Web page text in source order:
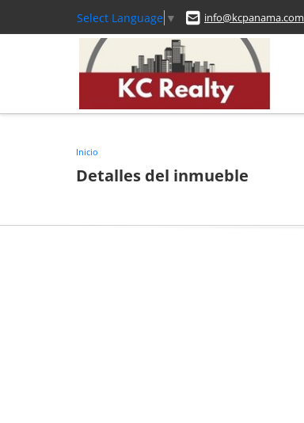
Select Language ▼ info@kcpanama.com
Inicio
Detalles del inmueble